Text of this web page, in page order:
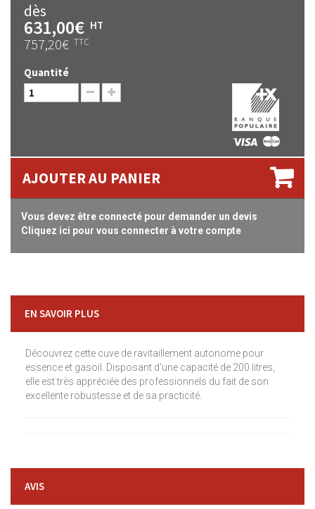
dès
631,00€ HT
757,20€ TTC
Quantité
AJOUTER AU PANIER
Vous devez être connecté pour demander un devis
Cliquez ici pour vous connecter à votre compte
EN SAVOIR PLUS
Découvrez cette cuve de ravitaillement autonome pour
essence et gasoil. Disposant d'une capacité de 200 litres,
elle est très appréciée des professionnels du fait de son
excellente robustesse et de sa practicité.
AVIS